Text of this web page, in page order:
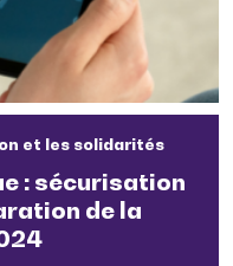
et les solidarités
: sécurisation
de la